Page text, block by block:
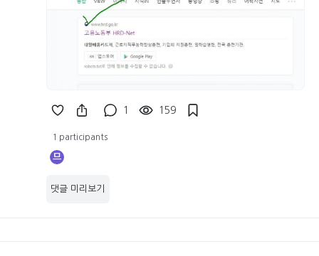
1 159
1 participants
므
댓글 미리보기